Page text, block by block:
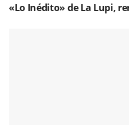
«Lo Inédito» de La Lupi,